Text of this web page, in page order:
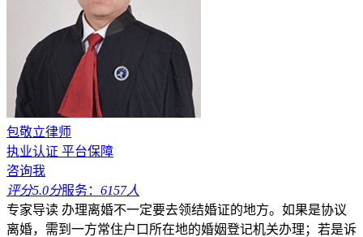
包敬立律师
执业认证 平台保障
咨询我
评分5.0分服务： 6157人
专家导读 办理离婚不一定要去领结婚证的地方。如果是协议
离婚，需到一方常住户口所在地的婚姻登记机关办理；若是诉